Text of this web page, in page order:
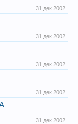
31 дек 2002
31 дек 2002
31 дек 2002
31 дек 2002
31 дек 2002